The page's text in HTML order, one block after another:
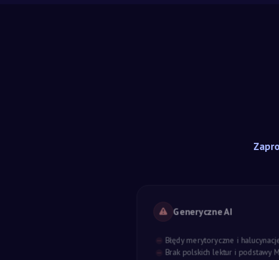
Generyczne AI
Błędy merytoryczne i
Brak polskich lektur i podstawy